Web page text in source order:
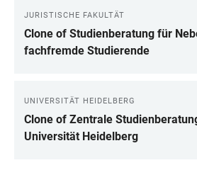
JURISTISCHE FAKULTÄT
Clone of Studienberatung für
fachfremde Studierende
UNIVERSITÄT HEIDELBERG
Clone of Zentrale
Universität Heidelberg